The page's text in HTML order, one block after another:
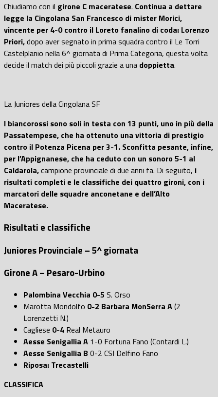
Chiudiamo con il girone C maceratese. Continua a dettare
legge la Cingolana San Francesco di mister Morici,
vincente per 4-0 contro il Loreto fanalino di coda: Lorenzo
Priori,dopo aver segnato in prima squadra contro il Le Torri
Castelplanio nella 6^ giornata di Prima Categoria, questa volta
decide il match dei più piccoli grazie a una doppietta.
La Juniores della Cingolana SF
I biancorossi sono soli in testa con 13 punti, uno in più della
Passatempese, che ha ottenuto una vittoria di prestigio
contro il Potenza Picena per 3-1. Sconfitta pesante, infine,
per l’Appignanese, che ha ceduto con un sonoro 5-1 al
Caldarola,campione provinciale di due anni fa. Di seguito, i
risultati completi e le classifiche dei quattro gironi, con i
marcatori delle squadre anconetane e dell’Alto
Maceratese.
Risultati e classifiche
Juniores Provinciale – 5^ giornata
Girone A – Pesaro-Urbino
Palombina Vecchia 0-5 S. Orso
Marotta Mondolfo 0-2 Barbara MonSerra A(2
Lorenzetti N.)
Cagliese 0-4 Real Metauro
Aesse Senigallia A 1-0 Fortuna Fano (Contardi L.)
Aesse Senigallia B 0-2 CSI Delfino Fano
Riposa: Trecastelli
CLASSIFICA